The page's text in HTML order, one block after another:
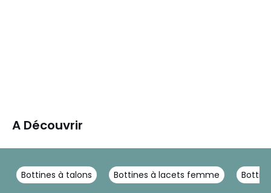
A Découvrir
Bottines à talons Bottines à lacets femme